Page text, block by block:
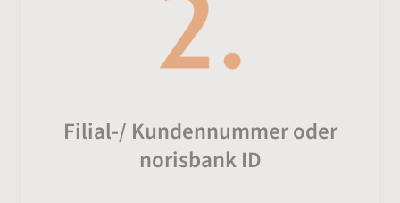
Filial-/ Kundennummer oder
norisbank ID